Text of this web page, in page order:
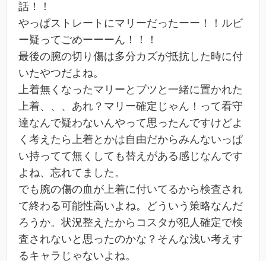
話！！
やっぱストレートにマリーだったーー！！ルビ
ー疑ってごめーーーん！！！
最後の腕の切り傷は多分カズが抵抗した時に付
いたやつだよね。
上着無くなったマリーとブツと一緒に置かれた
上着、、、あれ？マリー確定じゃん！って看守
達なんで疑わないんやって思ったんですけどよ
く考えたら上着とかは自由だからみんないっぱ
い持ってて無くしても替えがある感じなんです
よね、忘れてました。
でも腕の傷の血が上着に付いてるから検査され
て終わる可能性高いよね。どういう策略なんだ
ろうか。状況整えたからコスタが犯人確定で検
査されないと思ったのかな？そんな浅い考えす
るキャラじゃないよね。